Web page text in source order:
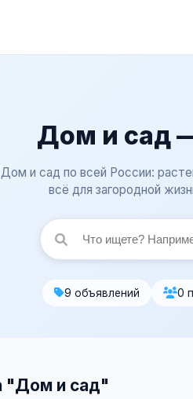
Дом и сад
Дом и сад по всей России:
всё для загородной
9 объявлений 0
"Дом и сад"